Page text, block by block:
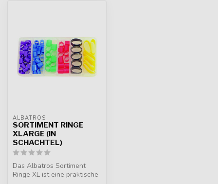
ALBATROS
SORTIMENT RINGE
XLARGE (IN
SCHACHTEL)
Das Albatros Sortiment
Ringe XL ist eine praktische